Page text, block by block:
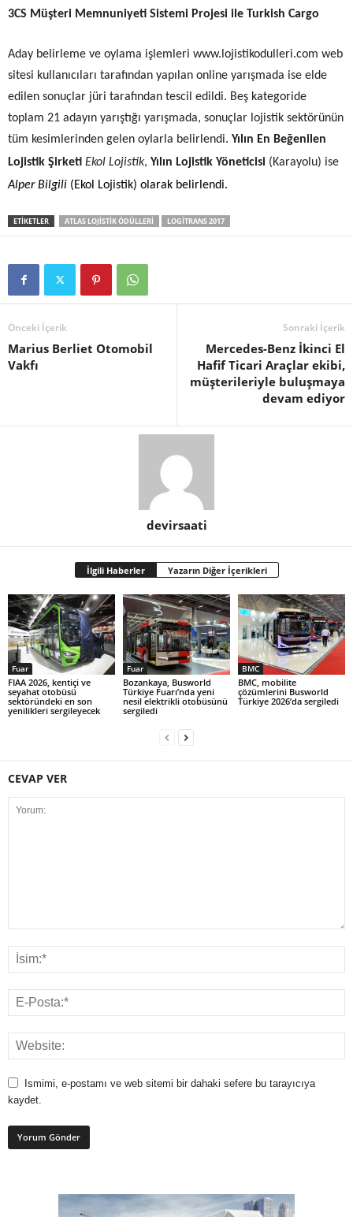
3CS Müşteri Memnuniyeti Sistemi Projesi ile Turkish Cargo
Aday belirleme ve oylama işlemleri www.lojistikodulleri.com web
sitesi kullanıcıları tarafından yapılan online yarışmada ise elde
edilen sonuçlar jüri tarafından tescil edildi. Beş kategoride
toplam 21 adayın yarıştığı yarışmada, sonuçlar lojistik sektörünün
tüm kesimlerinden gelen oylarla belirlendi. Yılın En Beğenilen
Lojistik Şirketi Ekol Lojistik, Yılın Lojistik Yöneticisi (Karayolu) ise
Alper Bilgili (Ekol Lojistik) olarak belirlendi.
ETIKETLER ATLAS LOJISTIK ÖDÜLLERI LOGITRANS 2017
Önceki İçerik
Marius Berliet Otomobil
Vakfı
Sonraki İçerik
Mercedes-Benz İkinci El
Hafif Ticari Araçlar ekibi,
müşterileriyle buluşmaya
devam ediyor
devirsaati
İlgili Haberler Yazarın Diğer İçerikleri
Fuar
FIAA 2026, kentiçi ve
seyahat otobüsü
sektöründeki en son
yenilikleri sergileyecek
Fuar
Bozankaya, Busworld
Türkiye Fuarı’nda yeni
nesil elektrikli otobüsünü
sergiledi
BMC
BMC, mobilite
çözümlerini Busworld
Türkiye 2026’da sergiledi
CEVAP VER
Ismimi, e-postamı ve web sitemi bir dahaki sefere bu tarayıcıya
kaydet.